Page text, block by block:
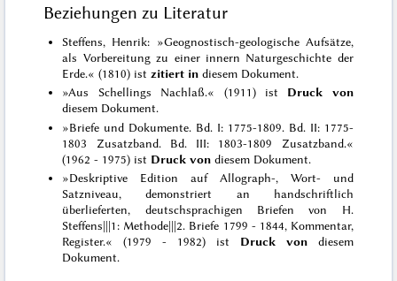
Beziehungen zu Literatur
Steffens, Henrik: »Geognostisch-geologische Aufsätze,
als Vorbereitung zu einer innern Naturgeschichte der
Erde.« (1810) istzitiert in diesem Dokument.
»Aus Schellings Nachlaß.« (1911) ist Druck von
diesem Dokument.
»Briefe und Dokumente. Bd. I: 1775-1809. Bd. II: 1775-
1803 Zusatzband. Bd. III: 1803-1809 Zusatzband.«
(1962 - 1975) ist Druck von diesem Dokument.
»Deskriptive Edition auf Allograph-, Wort- und
Satzniveau, demonstriert an handschriftlich
überlieferten, deutschsprachigen Briefen von H.
Steffens|||1: Methode|||2. Briefe 1799 - 1844, Kommentar,
Register.« (1979 - 1982) ist Druck vondiesem
Dokument.